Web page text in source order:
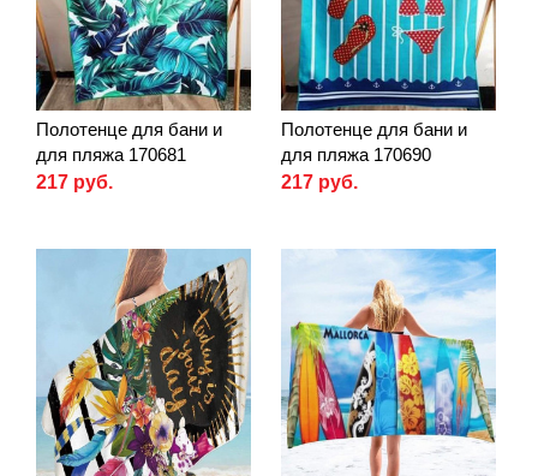
Полотенце для бани и
для пляжа 170681
217 руб.
Полотенце для бани и
для пляжа 170690
217 руб.